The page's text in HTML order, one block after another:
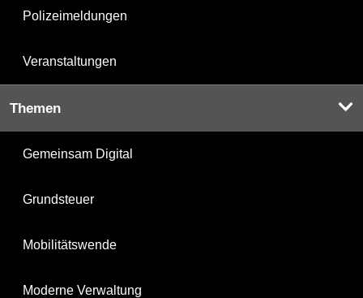
Polizeimeldungen
Veranstaltungen
Themen
Gemeinsam Digital
Grundsteuer
Mobilitätswende
Moderne Verwaltung